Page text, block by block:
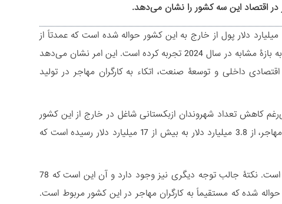
اقتصاد این سه کشور را نشان می‌دهد.
بر اساس گزارش بانک مرکزی ازبکستان در 11 ماه نخست سال 2025 معادل 17.3 میلیارد دلار پول از خارج به این کشور حواله شده است که عمدتاً از
سوی مهاجرین کاری بوده است. این رقم در سال 2025 رشد 25 درصدی را نسبت به بازۀ مشابه در سال 2024 تجربه کرده است. این امر نشان می‌دهد
در سال 2024 به‌واسطۀ اصلاحات اقتصادی داخلی و توسعۀ صنعت، اتکاء به کارگران مهاجر در تولید
کاهش تعداد شهروندان ازبکستانی شاغل در خارج از این کشور
در مقایسه با سال 2016، در سال 2025 نرخ حواله‌های ارسالی توسط این کارگران مهاجر، از 3.8 میلیارد دلار به بیش از 17 میلیارد دلار رسیده است که
این به معنای افزایش مهارت و سطح دستمزد کارگران ازبک در خارج از این کشور است. نکتۀ جالب توجه دیگری نیز وجود دارد و آن این است که 78
از روسیه به ازبکستان حواله شده که مستقیماً به کارگران مهاجر در این کشور مربوط است.